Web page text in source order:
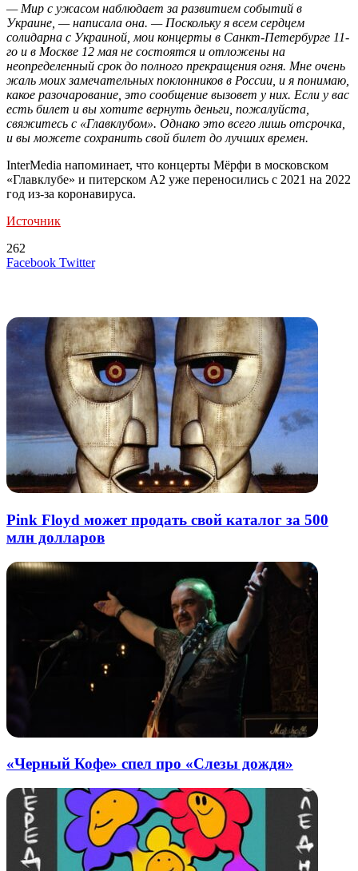
— Мир с ужасом наблюдает за развитием событий в
Украине, — написала она. — Поскольку я всем сердцем
солидарна с Украиной, мои концерты в Санкт-Петербурге 11-
го и в Москве 12 мая не состоятся и отложены на
неопределенный срок до полного прекращения огня. Мне очень
жаль моих замечательных поклонников в России, и я понимаю,
какое разочарование, это сообщение вызовет у них. Если у вас
есть билет и вы хотите вернуть деньги, пожалуйста,
свяжитесь с «Главклубом». Однако это всего лишь отсрочка,
и вы можете сохранить свой билет до лучших времен.
InterMedia напоминает, что концерты Мёрфи в московском
«Главклубе» и питерском A2 уже переносились с 2021 на 2022
год из-за коронавируса.
Источник
262
Facebook TwitterLinkedIn
Tumblr
Reddit
Вконтакте
Одноклассники
Skype
Messenger
Messenger
WhatsApp
Telegram
Viber
Line
Поделиться
Печатать
Pink Floyd может продать свой каталог за 500
млн долларов
«Черный Кофе» спел про «Слезы дождя»